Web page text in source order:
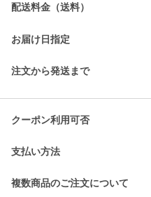
配送料金（送料）
お届け日指定
注文から発送まで
クーポン利用可否
支払い方法
複数商品のご注文について